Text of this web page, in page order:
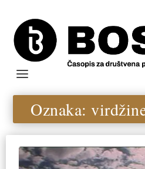
Oznaka: